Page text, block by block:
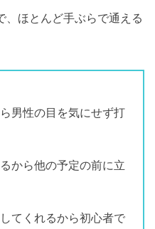
、ほとんど手ぶらで通える
男性の目を気にせず打
から他の予定の前に立
てくれるから初心者で